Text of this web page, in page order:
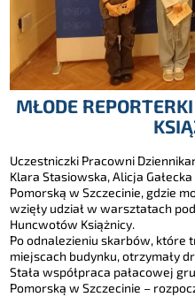
MŁODE
Uczestniczki Pracowni
Klara Stasiowska, Alicja
Pomorską w Szczecinie, gdzie
wzięły udział w warsztatach
Huncwotów Książnicy.
Po odnalezieniu skarbów, które
miejscach budynku, otrzymały
Stała współpraca pałacowej
Pomorską w Szczecinie –